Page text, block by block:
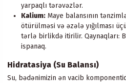
yarpaqlı tərəvəzlər.
Kalium: Maye balansının
ötürülməsi və əzələ yığılması
tərlə birlikdə itirilir. Qaynaqları:
ispanaq.
Hidratasiya (Su Balansı)
Su, bədənimizin ən vacib